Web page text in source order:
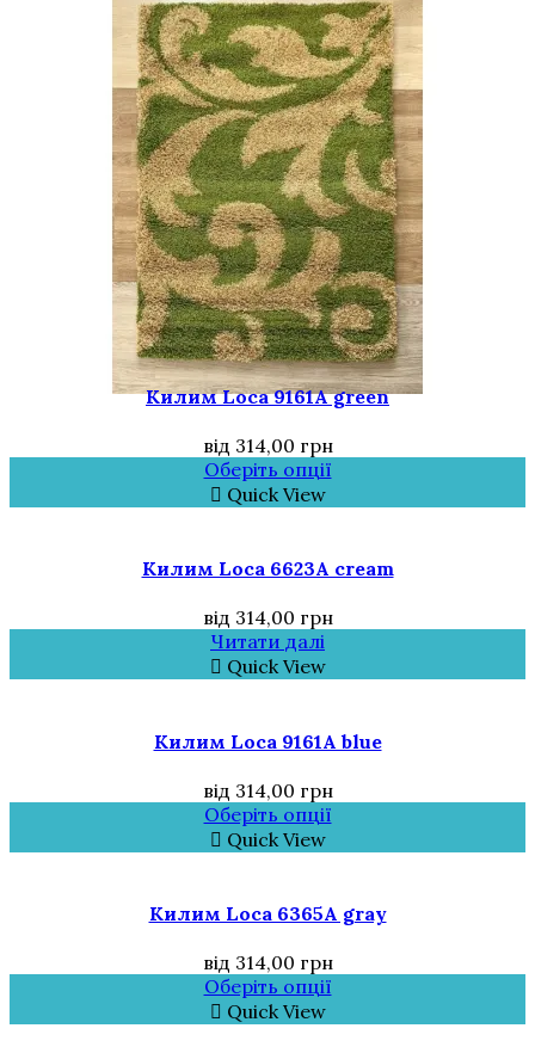
Килим Loca 9161A green
від 314,00 грн
Оберіть опції
Quick View
Килим Loca 6623A cream
від 314,00 грн
Читати далі
Quick View
Килим Loca 9161A blue
від 314,00 грн
Оберіть опції
Quick View
Килим Loca 6365A gray
від 314,00 грн
Оберіть опції
Quick View